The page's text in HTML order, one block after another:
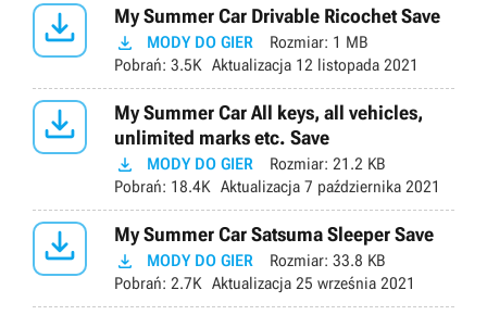
 My Summer Car Drivable Ricochet Save
 MODY DO GIER Rozmiar: 1 MB
Pobrań: 3.5K Aktualizacja 12 listopada 2021

My Summer Car All keys, all vehicles,
unlimited marks etc. Save
 MODY DO GIER Rozmiar: 21.2 KB
Pobrań: 18.4K Aktualizacja 7 października 2021
 My Summer Car Satsuma Sleeper Save
 MODY DO GIER Rozmiar: 33.8 KB
Pobrań: 2.7K Aktualizacja 25 września 2021